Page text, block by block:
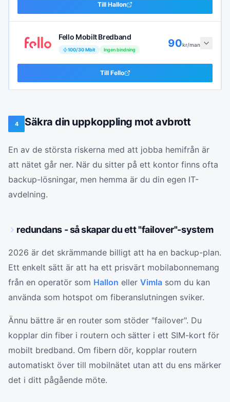
Till Hallon
Fello Mobilt Bredband
100/30Mbit Ingen bindning
90kr/man
Till Fello
4 Säkra din uppkoppling mot avbrott
En av de största riskerna med att jobba hemifrån är
att nätet går ner. När du sitter på ett kontor finns ofta
backup-lösningar, men hemma är du din egen IT-
avdelning.
redundans - så skapar du ett "failover"-system
2026 är det skrämmande billigt att ha en backup-plan.
Ett enkelt sätt är att ha ett prisvärt mobilabonnemang
från en operatör som Hallon eller Vimla som du kan
använda som hotspot om fiberanslutningen sviker.
Ännu bättre är en router som stöder "failover". Du
kopplar din fiber i routern och sätter i ett SIM-kort för
mobilt bredband. Om fibern dör, kopplar routern
automatiskt över till mobilnätet utan att du ens märker
det i ditt pågående möte.